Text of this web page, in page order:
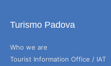
Turismo Padova
Who we are
Tourist Information Office / IAT